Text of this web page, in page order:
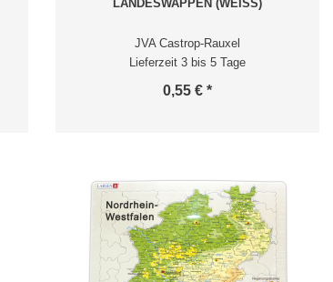
LANDESWAPPEN (WEISS)
JVA Castrop-Rauxel
Lieferzeit 3 bis 5 Tage
0,55 € *